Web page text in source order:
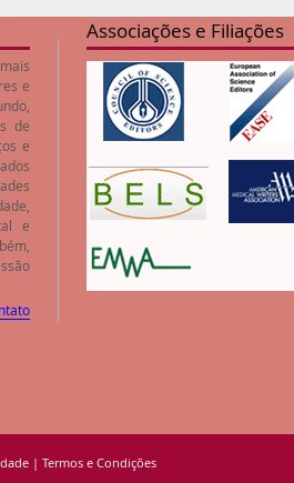
e
de
e
e
Associações e Filiações
| Termos e Condições